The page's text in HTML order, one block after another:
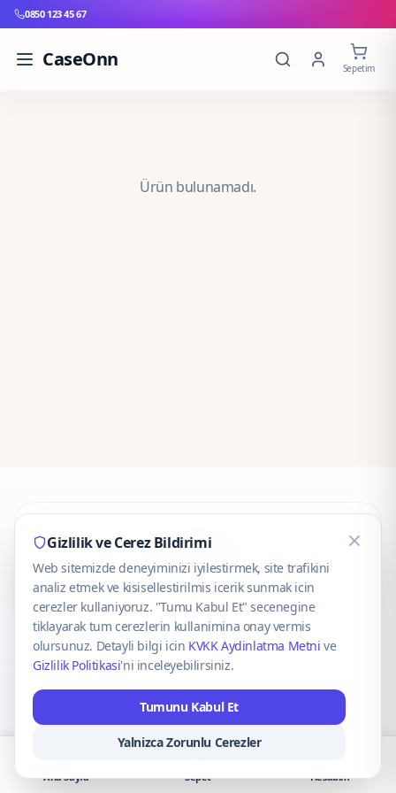
0850 123 45 67
CaseOnn Sepetim
Ürün bulunamadı.
CaseOnn
© 2025 CaseOnn. Tüm hakları saklıdır.
VISA Mastercard
Gizlilik ve Cerez Bildirimi
Web sitemizde deneyiminizi iyilestirmek, site trafikini
analiz etmek ve kisisellestirilmis icerik sunmak icin
cerezler kullaniyoruz. "Tumu Kabul Et" secenegine
tiklayarak tum cerezlerin kullanimina onay vermis
olursunuz. Detayli bilgi icin KVKK Aydinlatma Metni ve
Gizlilik Politikasi'ni inceleyebilirsiniz.
Tumunu Kabul Et
Yalnizca Zorunlu Cerezler
Ana Sayfa Sepet Hesabım